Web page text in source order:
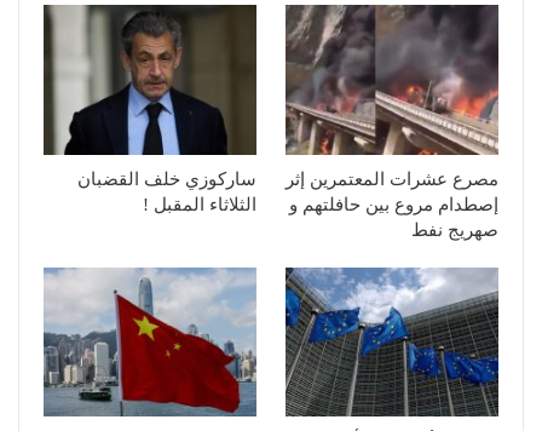
مصرع عشرات المعتمرين إثر
إصطدام مروع بين حافلتهم و
صهريج نفط
ساركوزي خلف القضبان
الثلاثاء المقبل !